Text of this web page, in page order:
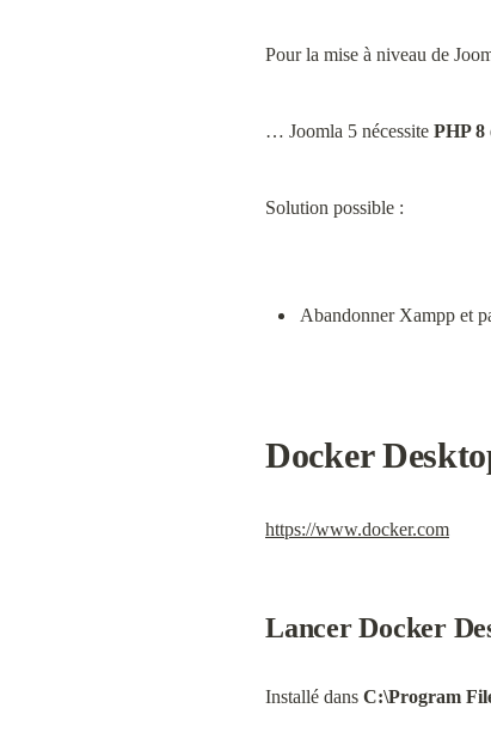
Pour la mise à niveau de
… Joomla 5 nécessite PHP 8
Solution possible :
Abandonner Xampp et
Docker
https://www.docker.com
Lancer Docker
Installé dans C:\Program